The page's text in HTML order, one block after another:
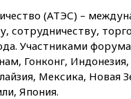
вчера,
призвала
олимпиады
вузы
(АТЭС) –
сотрудничеству,
Участниками
Гонконг,
Мексика, Новая
Япония.